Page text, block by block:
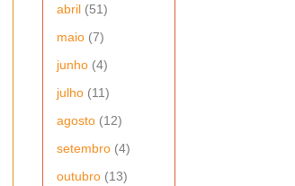
abril (51)
maio (7)
junho (4)
julho (11)
agosto (12)
setembro (4)
outubro (13)